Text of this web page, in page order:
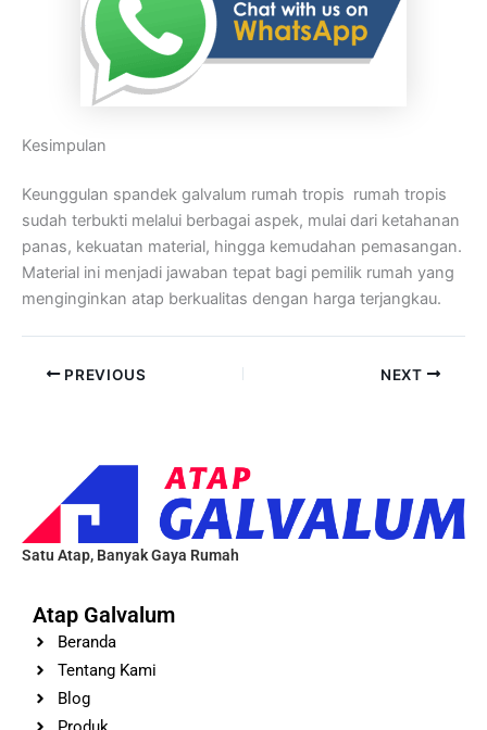
Kesimpulan
Keunggulan spandek galvalum rumah tropis rumah tropis
sudah terbukti melalui berbagai aspek, mulai dari ketahanan
panas, kekuatan material, hingga kemudahan pemasangan.
Material ini menjadi jawaban tepat bagi pemilik rumah yang
menginginkan atap berkualitas dengan harga terjangkau.
PREVIOUS NEXT
Satu Atap, Banyak Gaya Rumah
Atap Galvalum
Beranda
Tentang Kami
Blog